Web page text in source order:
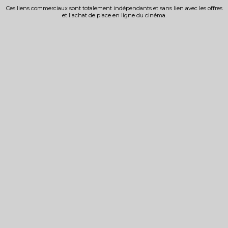
Ces liens commerciaux sont totalement indépendants et sans lien avec les offres
et l'achat de place en ligne du cinéma.